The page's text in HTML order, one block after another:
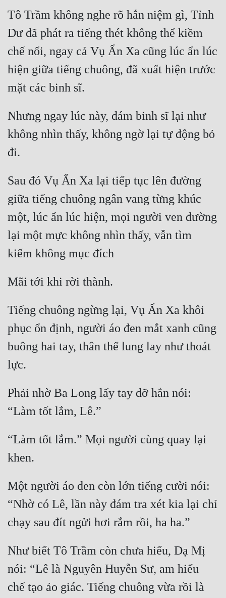
Tô Trầm không nghe rõ hắn niệm gì, Tỉnh
Dư đã phát ra tiếng thét không thể kiềm
chế nổi, ngay cả Vụ Ẩn Xa cũng lúc ẩn lúc
hiện giữa tiếng chuông, đã xuất hiện trước
Nhưng ngay lúc này, đám binh sĩ lại như
không nhìn thấy, không ngờ lại tự động bỏ
Sau đó Vụ Ẩn Xa lại tiếp tục lên đường
giữa tiếng chuông ngân vang từng khúc
một, lúc ẩn lúc hiện, mọi người ven đường
lại một mực không nhìn thấy, vẫn tìm
Tiếng chuông ngừng lại, Vụ Ẩn Xa khôi
phục ổn định, người áo đen mắt xanh cũng
buông hai tay, thân thể lung lay như thoát
Phải nhờ Ba Long lấy tay đỡ hắn nói:
“Làm tốt lắm.” Mọi người cùng quay lại
Một người áo đen còn lớn tiếng cười nói:
“Nhờ có Lê, lần này đám tra xét kia lại chỉ
Như biết Tô Trầm còn chưa hiểu, Dạ Mị
nói: “Lê là Nguyên Huyễn Sư, am hiểu
chế tạo ảo giác. Tiếng chuông vừa rồi là